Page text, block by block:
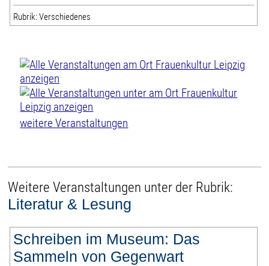
Rubrik: Verschiedenes
weitere Veranstaltungen
Weitere Veranstaltungen unter der Rubrik:
Literatur & Lesung
Schreiben im Museum: Das
Sammeln von Gegenwart